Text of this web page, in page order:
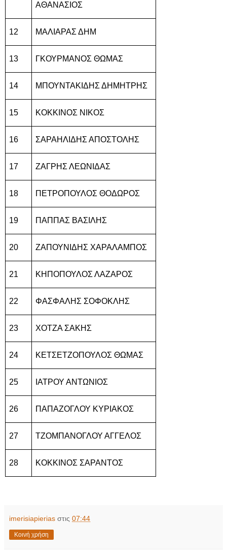
ΑΘΑΝΑΣΙΟΣ
12 ΜΑΛΙΑΡΑΣ ΔΗΜ
13 ΓΚΟΥΡΜΑΝΟΣ ΘΩΜΑΣ
14 ΜΠΟΥΝΤΑΚΙΔΗΣ ΔΗΜΗΤΡΗΣ
15 ΚΟΚΚΙΝΟΣ ΝΙΚΟΣ
16 ΣΑΡΑΗΛΙΔΗΣ ΑΠΟΣΤΟΛΗΣ
17 ΖΑΓΡΗΣ ΛΕΩΝΙΔΑΣ
18 ΠΕΤΡΟΠΟΥΛΟΣ ΘΟΔΩΡΟΣ
19 ΠΑΠΠΑΣ ΒΑΣΙΛΗΣ
20 ΖΑΠΟΥΝΙΔΗΣ ΧΑΡΑΛΑΜΠΟΣ
21 ΚΗΠΟΠΟΥΛΟΣ ΛΑΖΑΡΟΣ
22 ΦΑΣΦΑΛΗΣ ΣΟΦΟΚΛΗΣ
23 ΧΟΤΖΑ ΣΑΚΗΣ
24 ΚΕΤΣΕΤΖΟΠΟΥΛΟΣ ΘΩΜΑΣ
25 ΙΑΤΡΟΥ ΑΝΤΩΝΙΟΣ
26 ΠΑΠΑΖΟΓΛΟΥ ΚΥΡΙΑΚΟΣ
27 ΤΖΟΜΠΑΝΟΓΛΟΥ ΑΓΓΕΛΟΣ
28 ΚΟΚΚΙΝΟΣ ΣΑΡΑΝΤΟΣ
imerisiapierias στις 07:44
Κοινή χρήση